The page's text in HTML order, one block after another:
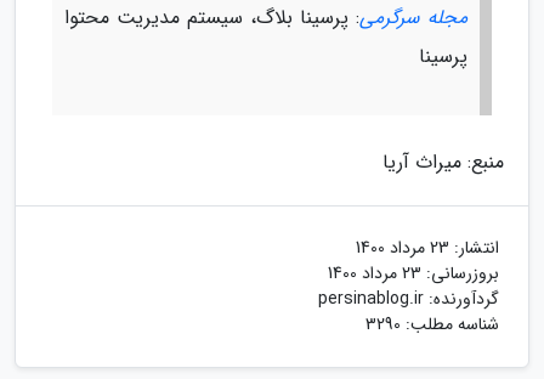
مجله سرگرمی: پرسینا بلاگ، سیستم مدیریت محتوا
پرسینا
منبع: میراث آریا
انتشار: 23 مرداد 1400
بروزرسانی: 23 مرداد 1400
گردآورنده: persinablog.ir
شناسه مطلب: 3290